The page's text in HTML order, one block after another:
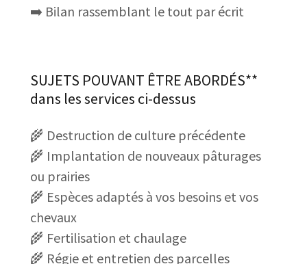
➡️ Bilan rassemblant le tout par écrit
SUJETS POUVANT ÊTRE ABORDÉS**
dans les services ci-dessus
🌾 Destruction de culture précédente
🌾 Implantation de nouveaux pâturages
ou prairies
🌾 Espèces adaptés à vos besoins et vos
chevaux
🌾 Fertilisation et chaulage
🌾 Régie et entretien des parcelles